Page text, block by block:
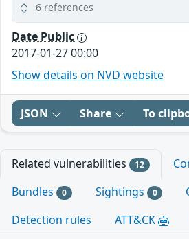
6 references
Date Public
2017-01-27 00:00
Show details on NVD website
JSON Share To
Related vulnerabilities 12
Bundles 0 Sightings 0
Detection rules
ATT&CK